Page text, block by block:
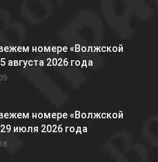
номере «Волжской
августа 2026 года
номере «Волжской
июля 2026 года